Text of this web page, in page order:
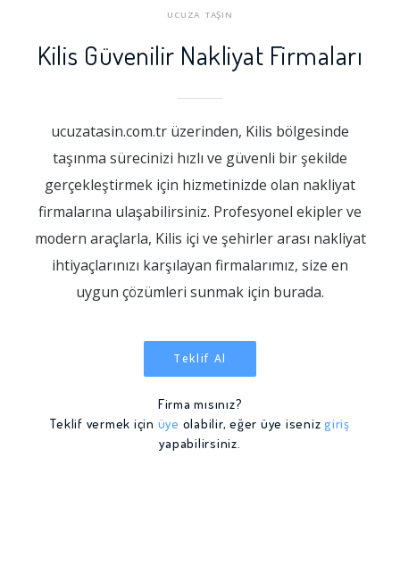
UCUZA TAŞIN
Kilis Güvenilir Nakliyat Firmaları
ucuzatasin.com.tr üzerinden, Kilis bölgesinde
taşınma sürecinizi hızlı ve güvenli bir şekilde
gerçekleştirmek için hizmetinizde olan nakliyat
firmalarına ulaşabilirsiniz. Profesyonel ekipler ve
modern araçlarla, Kilis içi ve şehirler arası nakliyat
ihtiyaçlarınızı karşılayan firmalarımız, size en
uygun çözümleri sunmak için burada.
Teklif Al
Firma mısınız?
Teklif vermek için üye olabilir, eğer üye iseniz giriş
yapabilirsiniz.